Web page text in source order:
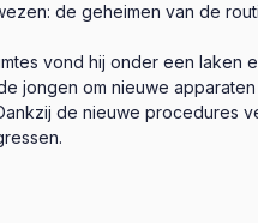
de geheimen van de
vond hij onder een laken
jongen om nieuwe
de nieuwe procedures